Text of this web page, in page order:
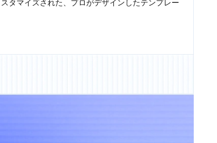
タマイズされた、プロがデザインしたテンプレー